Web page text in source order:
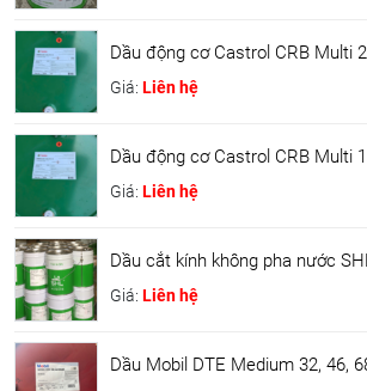
Dầu động cơ Castrol CRB Multi
Giá: Liên hệ
Dầu động cơ Castrol CRB Multi
Giá: Liên hệ
Dầu cắt kính không pha nước
Giá: Liên hệ
Dầu Mobil DTE Medium 32, 46,